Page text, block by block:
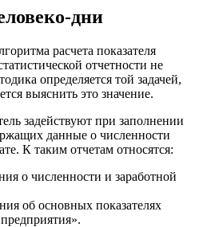
дни
расчета показателя
отчетности не
определяется той задачей,
выяснить это значение.
задействуют при заполнении
данные о численности
К таким отчетам относятся:
о численности и заработной
об основных показателях